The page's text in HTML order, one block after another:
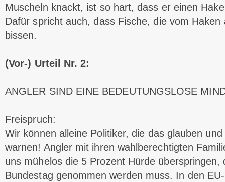
Muscheln knackt, ist so hart, dass er einen
Dafür spricht auch, dass Fische, die vom
bissen.
(Vor-) Urteil Nr. 2:
ANGLER SIND EINE BEDEUTUNGSLOSE
Freispruch:
Wir können alleine Politiker, die das glauben
warnen! Angler mit ihren wahlberechtigten
uns mühelos die 5 Prozent Hürde überspringen,
Bundestag genommen werden muss. In den